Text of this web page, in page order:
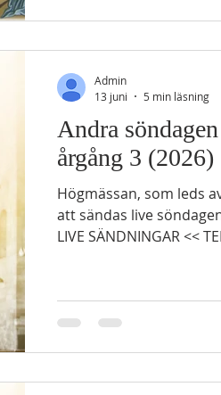
tavlo
Andra
årgång 3 (2026)
Högmässan, som leds av Mattias Lindström,
att sändas live
LIVE SÄNDNINGAR <<
vattnet! Och ni som inte har pengar, kom och köp säd
och ät! Ja, kom och köp säd utan pengar och vin och
Admin
13 juni
5 min läsning